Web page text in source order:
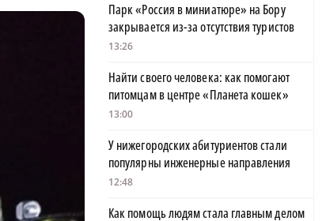
Парк «Россия в миниатюре» на Бору
закрывается из-за отсутствия туристов
13:26
Найти своего человека: как помогают
питомцам в центре «Планета кошек»
13:00
У нижегородских абитуриентов стали
популярны инженерные направления
12:48
Как помощь людям стала главным делом